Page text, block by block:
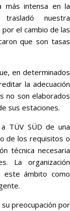
más intensa en la
nuestra
el cambio de las
que son tasas
en determinados
la adecuación
no son elaborados
sus estaciones.
TÜV SÜD de una
de los requisitos o
técnica necesaria
La organización
este ámbito como
su preocupación por